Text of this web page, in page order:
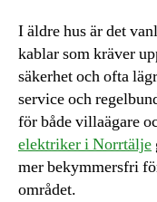
I äldre hus är det
kablar som kräver
säkerhet och ofta
service och
för både villaägare
elektriker i Norrtälje
mer bekymmersfri
området.